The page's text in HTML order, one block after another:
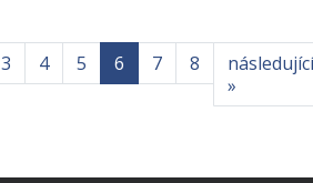
3 4 5 6 7 8
následující
»